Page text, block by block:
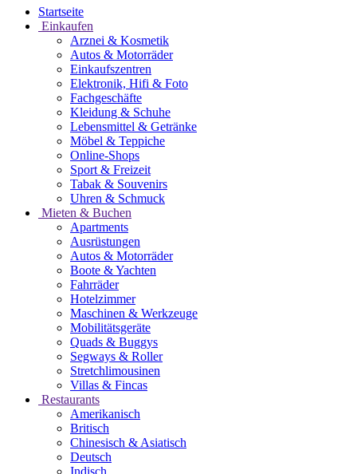
Startseite
Einkaufen
Arznei & Kosmetik
Autos & Motorräder
Einkaufszentren
Elektronik, Hifi & Foto
Fachgeschäfte
Kleidung & Schuhe
Lebensmittel & Getränke
Möbel & Teppiche
Online-Shops
Sport & Freizeit
Tabak & Souvenirs
Uhren & Schmuck
Mieten & Buchen
Apartments
Ausrüstungen
Autos & Motorräder
Boote & Yachten
Fahrräder
Hotelzimmer
Maschinen & Werkzeuge
Mobilitätsgeräte
Quads & Buggys
Segways & Roller
Stretchlimousinen
Villas & Fincas
Restaurants
Amerikanisch
Britisch
Chinesisch & Asiatisch
Deutsch
Indisch